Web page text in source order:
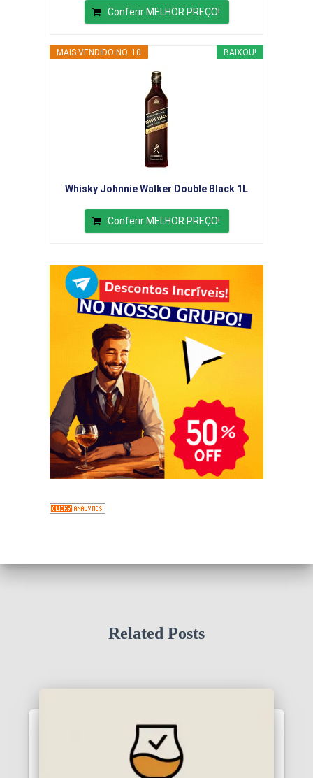
Conferir MELHOR PREÇO!
BAIXOU!
MAIS VENDIDO NO. 10
Whisky Johnnie Walker Double Black 1L
Conferir MELHOR PREÇO!
Related Posts